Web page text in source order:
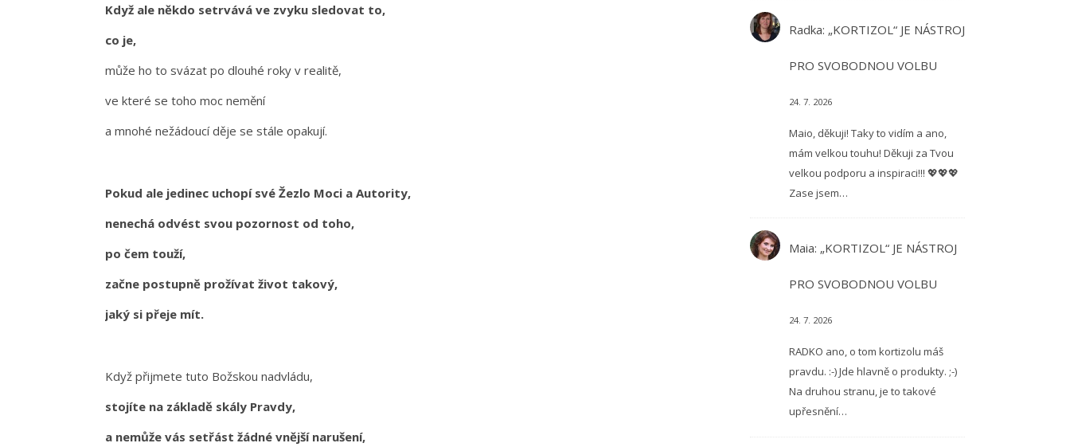
Když ale někdo setrvává ve zvyku sledovat to,
co je,
může ho to svázat po dlouhé roky v realitě,
ve které se toho moc nemění
a mnohé nežádoucí děje se stále opakují.
Pokud ale jedinec uchopí své Žezlo Moci a Autority,
nenechá odvést svou pozornost od toho,
po čem touží,
začne postupně prožívat život takový,
jaký si přeje mít.
Když přijmete tuto Božskou nadvládu,
stojíte na základě skály Pravdy,
a nemůže vás setřást žádné vnější narušení,
Radka: „KORTIZOL“ JE NÁSTROJ
PRO SVOBODNOU VOLBU
24. 7. 2026
Maio, děkuji! Taky to vidím a ano,
mám velkou touhu! Děkuji za Tvou
velkou podporu a inspiraci!!! 💖💖💖
Zase jsem…
Maia: „KORTIZOL“ JE NÁSTROJ
PRO SVOBODNOU VOLBU
24. 7. 2026
RADKO ano, o tom kortizolu máš
pravdu. :-) Jde hlavně o produkty. ;-)
Na druhou stranu, je to takové
upřesnění…